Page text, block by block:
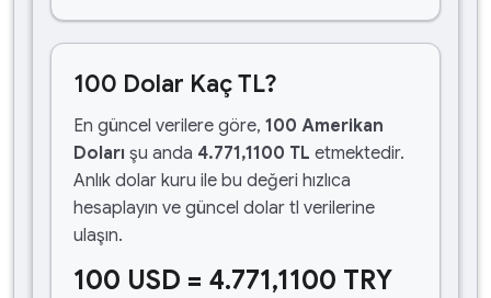
100 Dolar Kaç TL?
En güncel verilere göre, 100 Amerikan
Doları şu anda 4.771,1100 TL etmektedir.
Anlık dolar kuru ile bu değeri hızlıca
hesaplayın ve güncel dolar tl verilerine
ulaşın.
100 USD = 4.771,1100 TRY